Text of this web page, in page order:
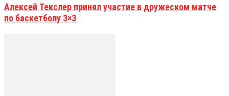
Алексей Текслер принял участие в дружеском матче
по баскетболу 3×3